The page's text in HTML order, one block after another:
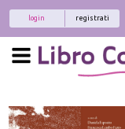
registrati
login